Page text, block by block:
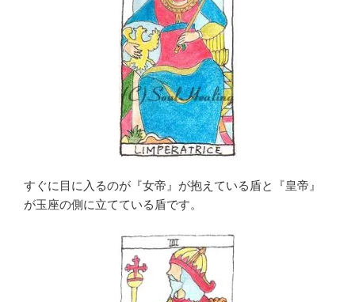
すぐに目に入るのが『女帝』が抱えている盾と『皇帝』
が玉座の側に立てている盾です。